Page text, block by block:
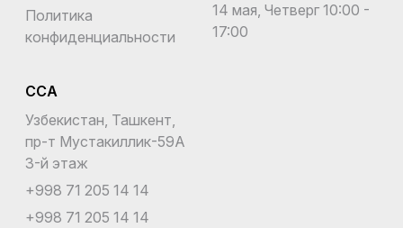
Политика
конфиденциальности
14 мая, Четверг 10:00 -
17:00
CCA
Узбекистан, Ташкент,
пр-т Мустакиллик-59A
3-й этаж
+998 71 205 14 14
+998 71 205 14 14